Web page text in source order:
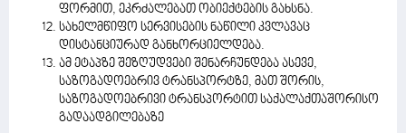
ფორმით, ეკრძალებათ ობიექტების გახსნა.
სახელმწიფო სერვისების ნაწილი კვლავაც
დისტანციურად განხორციელდება.
ამ ეტაპზე შეზღუდვები შენარჩუნდება ასევე,
საზოგადოებრივ ტრანსპორტზე, მათ შორის,
საზოგადოებრივი ტრანსპორტით საქალაქთაშორისო
გადაადგილებაზე